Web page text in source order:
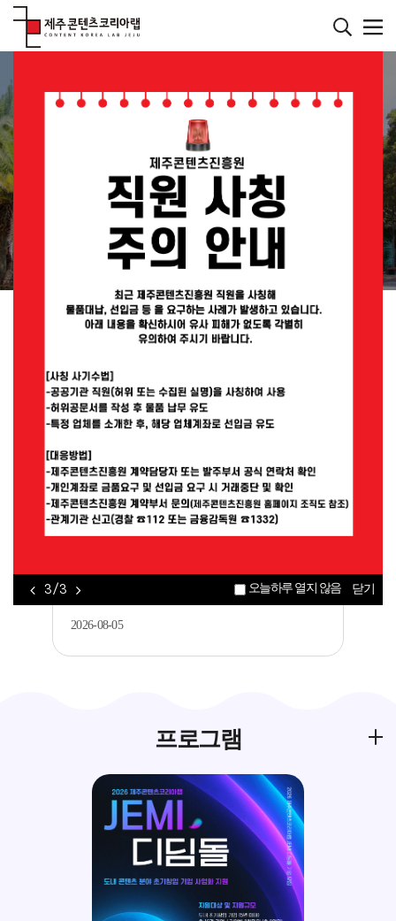
본
문
기
3 / 3 오늘하루 열지 않음 닫기
JEJU CONTENT
KOREA LAB
JEMI란?
공지사항
공지
한 게임 개발 입문기 교육생 모집..
2026-08-06
[제주평생교육장학진흥원] 2026년 가족과
함께하는 메이커 교육 <아두이노를 활..
2026-08-05
프로그램